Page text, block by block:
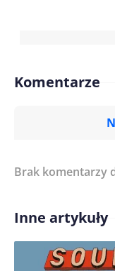
Komentarze
Treść komentarza*
Imię/ Nick*
Brak komentarzy
Inne artykuły